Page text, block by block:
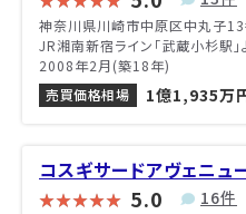
神奈川県川崎市中原区中丸子13
JR湘南新宿ライン「武蔵小杉駅
2008年2月(築18年)
売買価格相場
1億1,935万
コスギサードアヴェニュ
5.0 16件